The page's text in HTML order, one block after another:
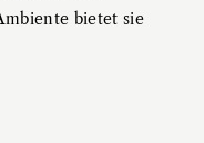
bietet sie